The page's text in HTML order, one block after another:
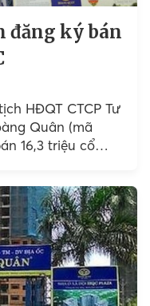
đăng ký bán
HĐQT CTCP Tư
Quân (mã
16,3 triệu cổ